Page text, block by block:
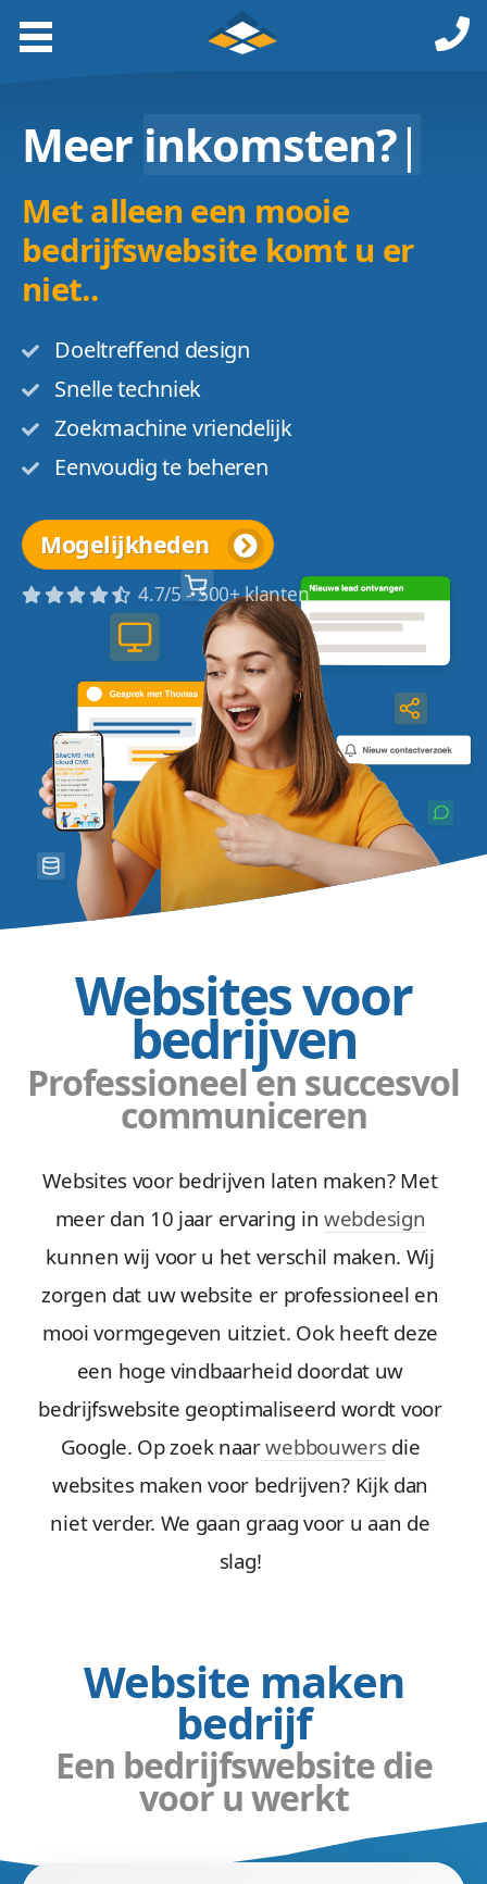
Websites voor
bedrijven
Professioneel en succesvol
communiceren
Websites voor bedrijven laten maken? Met
meer dan 10 jaar ervaring in webdesign
kunnen wij voor u het verschil maken. Wij
zorgen dat uw website er professioneel en
mooi vormgegeven uitziet. Ook heeft deze
een hoge vindbaarheid doordat uw
bedrijfswebsite geoptimaliseerd wordt voor
Google. Op zoek naarwebbouwers die
websites maken voor bedrijven? Kijk dan
niet verder. We gaan graag voor u aan de
slag!
Website maken
bedrijf
Een bedrijfswebsite die
voor u werkt
Meer inkomsten?|
Met alleen een mooie
bedrijfswebsite komt u er
niet..
Doeltreffend design
Snelle techniek
Zoekmachine vriendelijk
Eenvoudig te beheren
Mogelijkheden
4.7/5 - 500+ klanten